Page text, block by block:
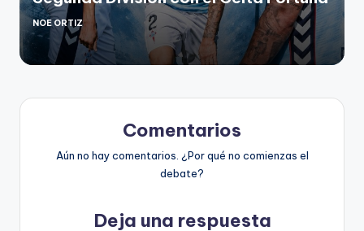
NOE ORTIZ
Comentarios
Aún no hay comentarios. ¿Por qué no comienzas el
debate?
Deja una respuesta